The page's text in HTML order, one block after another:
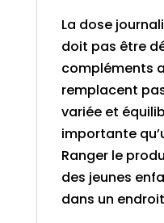
La dose
doit pas être
compléments
remplacent
variée et
importante
Ranger le
des jeunes
dans un